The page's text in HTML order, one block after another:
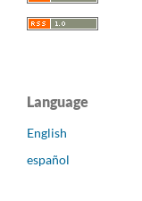
Language
English
español